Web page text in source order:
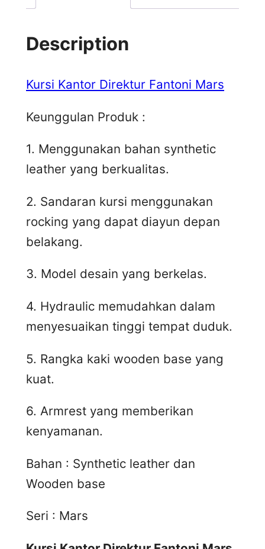
Description
Kursi Kantor Direktur Fantoni Mars
Keunggulan Produk :
1. Menggunakan bahan synthetic
leather yang berkualitas.
2. Sandaran kursi menggunakan
rocking yang dapat diayun depan
belakang.
3. Model desain yang berkelas.
4. Hydraulic memudahkan dalam
menyesuaikan tinggi tempat duduk.
5. Rangka kaki wooden base yang
kuat.
6. Armrest yang memberikan
kenyamanan.
Bahan : Synthetic leather dan
Wooden base
Seri : Mars